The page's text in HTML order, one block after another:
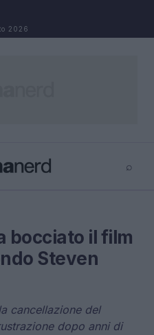
2026
⌕
bocciato il film
Steven
cancellazione del
dopo anni di